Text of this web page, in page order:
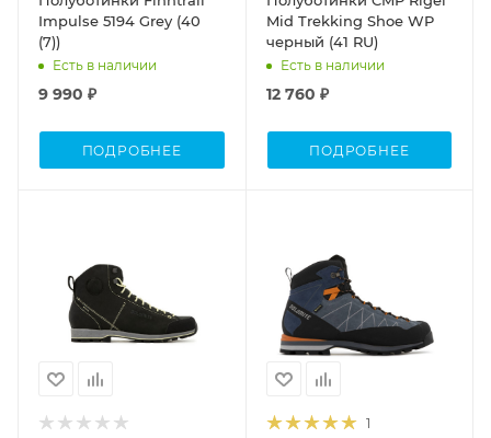
Impulse 5194 Grey (40
(7))
Есть в наличии
9 990 ₽
ПОДРОБНЕЕ
Mid Trekking Shoe WP
черный (41 RU)
Есть в наличии
12 760 ₽
ПОДРОБНЕЕ
1